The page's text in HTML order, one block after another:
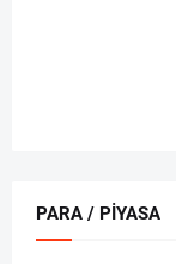
PARA / PİYASA